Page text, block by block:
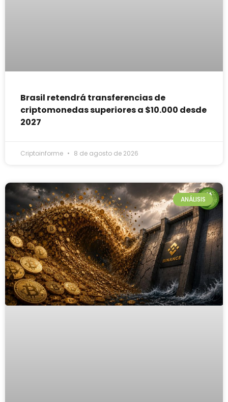
Brasil retendrá transferencias de
criptomonedas superiores a $10.000 desde
2027
Criptoinforme 8 de agosto de 2026
ANÁLISIS